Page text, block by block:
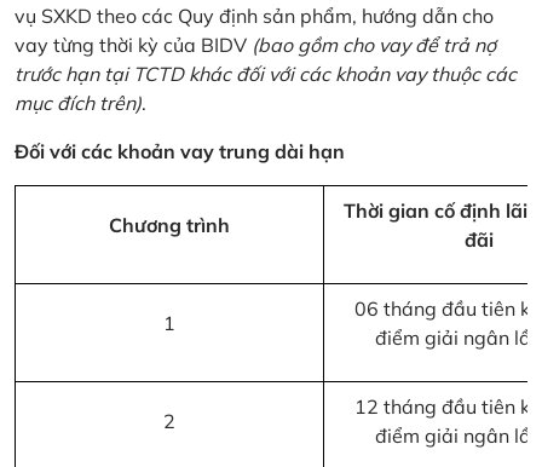
vụ SXKD theo các Quy định sản phẩm, hướng dẫn cho
vay từng thời kỳ của BIDV (bao gồm cho vay để trả nợ
trước hạn tại TCTD khác đối với các khoản vay thuộc các
mục đích trên).
Đối với các khoản vay trung dài hạn
Chương trình
Thời gian cố định lãi
đãi
1
06 tháng đầu tiên
điểm giải ngân
2
12 tháng đầu tiên
điểm giải ngân